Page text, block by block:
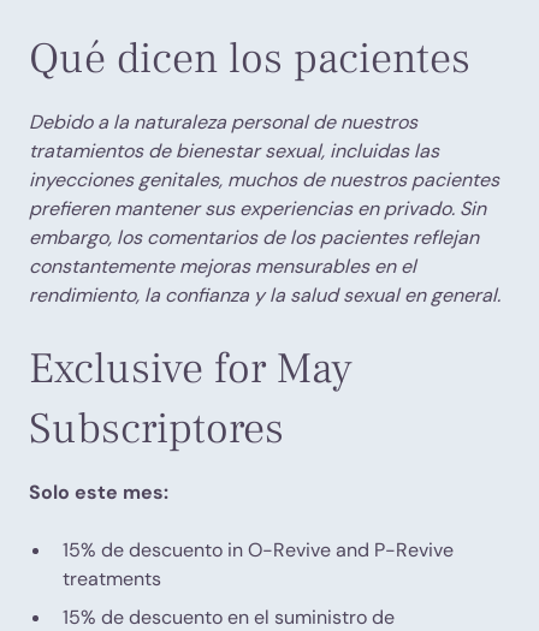
Qué dicen los pacientes
Debido a la naturaleza personal de nuestros
tratamientos de bienestar sexual, incluidas las
inyecciones genitales, muchos de nuestros pacientes
prefieren mantener sus experiencias en privado. Sin
embargo, los comentarios de los pacientes reflejan
constantemente mejoras mensurables en el
rendimiento, la confianza y la salud sexual en general.
Exclusive for May
Subscriptores
Solo este mes:
15% de descuento in O-Revive and P-Revive
treatments
15% de descuento en el suministro de